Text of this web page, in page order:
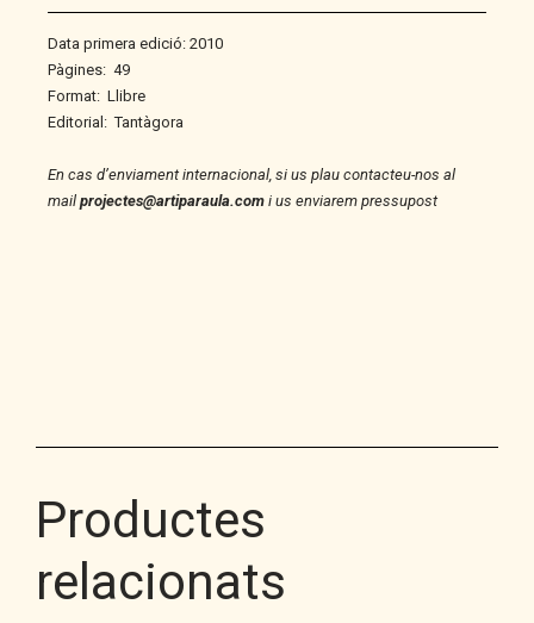
Data primera edició: 2010
Pàgines: 49
Format: Llibre
Editorial: Tantàgora
En cas d’enviament internacional, si us plau contacteu-nos al
mail projectes@artiparaula.com i us enviarem pressupost
Productes
relacionats